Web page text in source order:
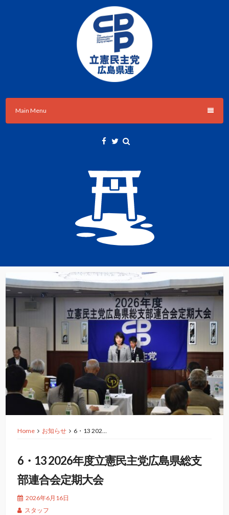
立憲民主党広島県総支部連合会
Main Menu
Home お知らせ 6・13 202…
6・13 2026年度立憲民主党広島県総支
部連合会定期大会
2026年6月16日
スタッフ